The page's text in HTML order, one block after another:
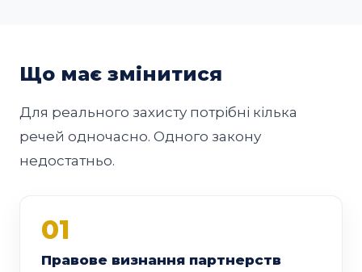
Що має змінитися
Для реального захисту потрібні кілька
речей одночасно. Одного закону
недостатньо.
01
Правове визнання партнерств